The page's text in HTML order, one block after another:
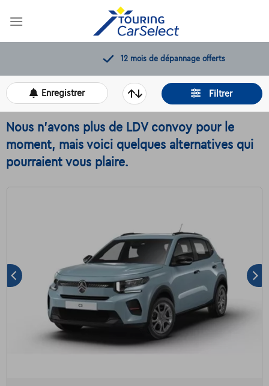
12 mois de dépannage offerts
Filtrer
Enregistrer
Nous n'avons plus de LDV convoy pour le
moment, mais voici quelques alternatives qui
pourraient vous plaire.